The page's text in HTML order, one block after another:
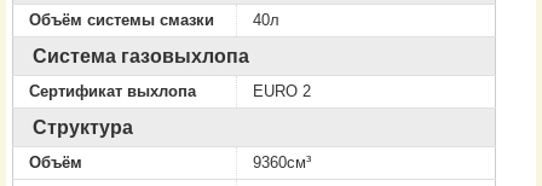
Объём системы смазки 40л
Система газовыхлопа
Сертификат выхлопа EURO 2
Структура
Объём
9360см³